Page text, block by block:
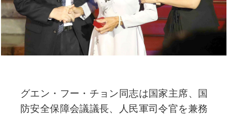
グエン・フー・チョン同志は国家主席、国
防安全保障会議議長、人民軍司令官を兼務